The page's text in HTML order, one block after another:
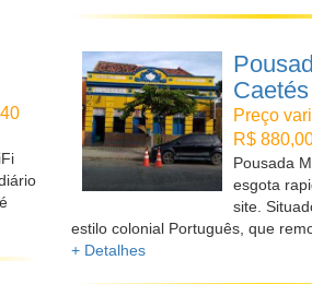
Caetés
Preço
R$
Pousada
esgota
site.
estilo colonial Português, que
+ Detalhes